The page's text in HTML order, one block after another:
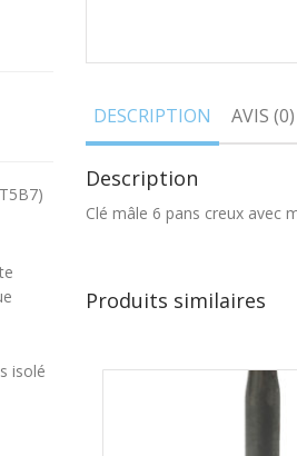
DESCRIPTION AVIS (0)
Description
Clé mâle 6 pans creux avec
Produits similaires
isolé